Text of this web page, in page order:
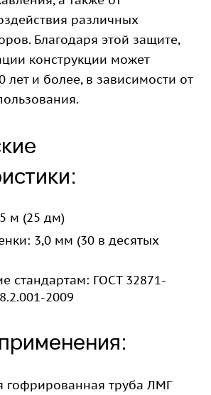
различных
Благодаря этой защите,
конструкции может
лет и более, в зависимости от
м (25 дм)
3,0 мм (30 в десятых
стандартам: ГОСТ 32871-
2009
гофрированная труба ЛМГ